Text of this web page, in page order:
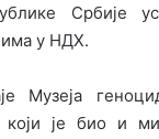
Србије
у НДХ.
Музеја
који је био и